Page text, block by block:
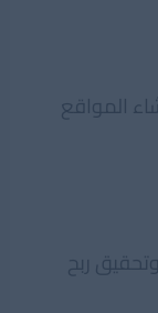
المواقع
ربح